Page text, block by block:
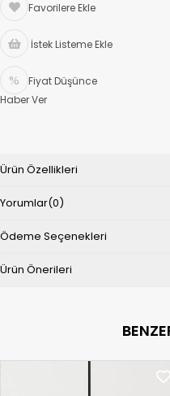
Favorilere Ekle
İstek Listeme Ekle
Fiyat Düşünce
Haber Ver
Ürün Özellikleri
Yorumlar(0)
Ödeme Seçenekleri
Ürün Önerileri